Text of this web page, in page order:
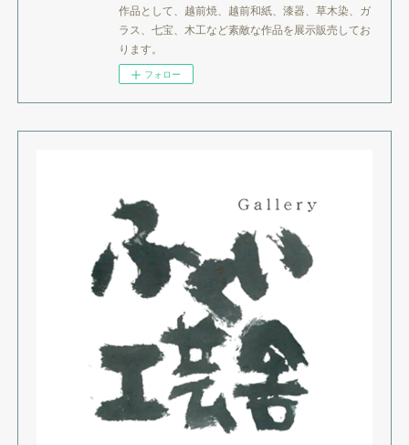
作品として、越前焼、越前和紙、漆器、草木染、ガ
ラス、七宝、木工など素敵な作品を展示販売してお
ります。
フォロー